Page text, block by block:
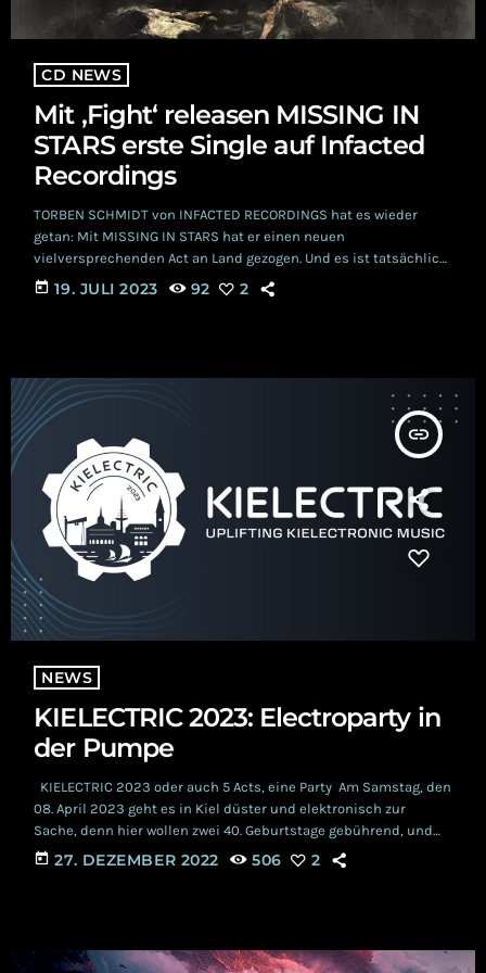
CD NEWS
Mit ‚Fight‘ releasen MISSING IN
STARS erste Single auf Infacted
Recordings
TORBEN SCHMIDT von INFACTED RECORDINGS hat es wieder
getan: Mit MISSING IN STARS hat er einen neuen
vielversprechenden Act an Land gezogen. Und es ist tatsächlich
ein riesiger Zufall, dass wir aus der Redaktion vom RADIO
SCHWARZE WELLE selbst gerade erst über diesen Act gestolpert
today 19. JULI 2023 92 2
insert_link
NEWS
KIELECTRIC 2023: Electroparty in
der Pumpe
KIELECTRIC 2023 oder auch 5 Acts, eine Party Am Samstag, den
08. April 2023 geht es in Kiel düster und elektronisch zur
Sache, denn hier wollen zwei 40. Geburtstage gebührend, und
noch dazu überaus stilvoll, gefeiert werden. Das Besondere
daran? Ihr seid eingeladen, diese außergewöhnliche
dekoriert […]
today 27. DEZEMBER 2022 506 2